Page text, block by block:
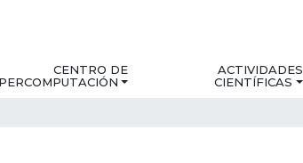
CENTRO DE
ACTIVIDADES
CIENTÍFICAS